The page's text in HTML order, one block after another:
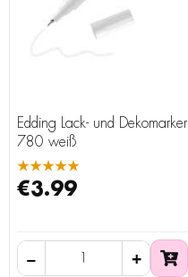
Edding Lack- und Dekomarker
780 weiß
★★★★★
€3.99